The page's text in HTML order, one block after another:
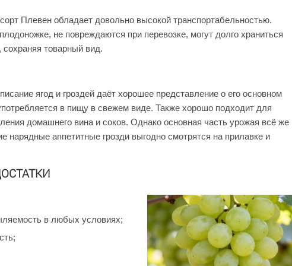
Плевен обладает довольно высокой транспортабельностью.
не повреждаются при перевозке, могут долго храниться
сохраняя товарный вид.
ягод и гроздей даёт хорошее представление о его основном
в пищу в свежем виде. Также хорошо подходит для
домашнего вина и соков. Однако основная часть урожая всё же
нарядные аппетитные грозди выгодно смотрятся на прилавке и
в любых условиях;